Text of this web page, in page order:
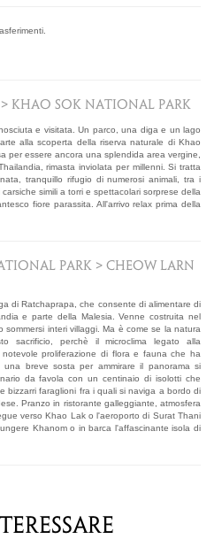
KHAO SOK NATIONAL PARK
e visitata. Un parco, una diga e un lago
alla scoperta della riserva naturale di Khao
per essere ancora una splendida area vergine,
rimasta inviolata per millenni. Si tratta
tranquillo rifugio di numerosi animali, tra i
simili a torri e spettacolari sorprese della
fiore parassita. All'arrivo relax prima della
PARK > CHEOW LARN
di Ratchaprapa, che consente di alimentare di
e parte della Malesia. Venne costruita nel
interi villaggi. Ma è come se la natura
sacrificio, perchè il microclima legato alla
proliferazione di flora e fauna che ha
breve sosta per ammirare il panorama si
da favola con un centinaio di isolotti che
bizzarri faraglioni fra i quali si naviga a bordo di
Pranzo in ristorante galleggiante, atmosfera
verso Khao Lak o l'aeroporto di Surat Thani
Khanom o in barca l'affascinante isola di